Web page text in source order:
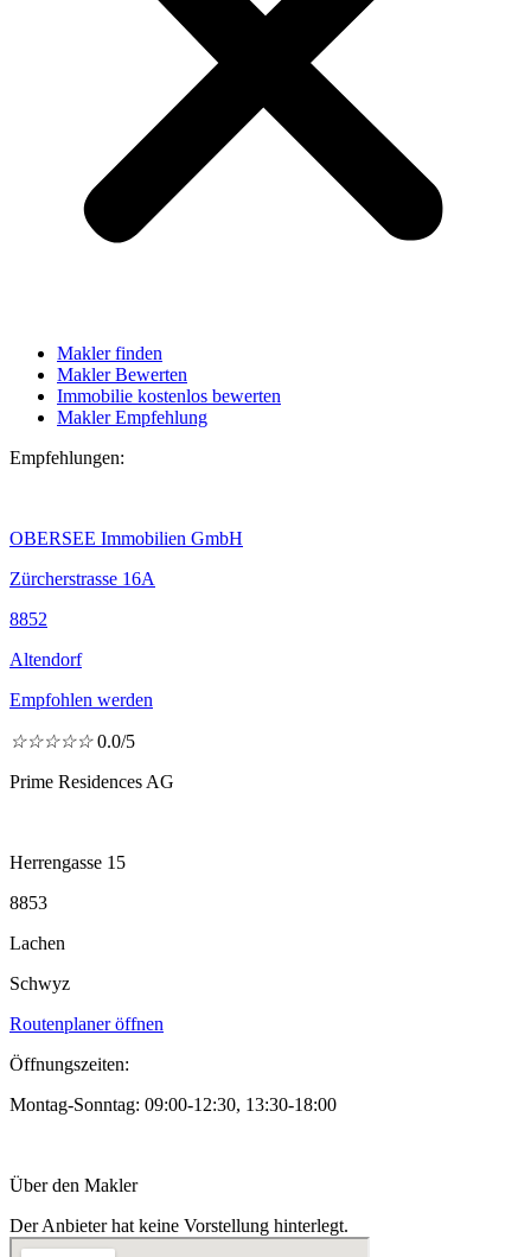
Makler finden
Makler Bewerten
Immobilie kostenlos bewerten
Makler Empfehlung
Empfehlungen:
OBERSEE Immobilien GmbH
Zürcherstrasse 16A
8852
Altendorf
Empfohlen werden
☆☆☆☆☆ 0.0/5
Prime Residences AG
Herrengasse 15
8853
Lachen
Schwyz
Routenplaner öffnen
Öffnungszeiten:
Montag-Sonntag: 09:00-12:30, 13:30-18:00
Über den Makler
Der Anbieter hat keine Vorstellung hinterlegt.